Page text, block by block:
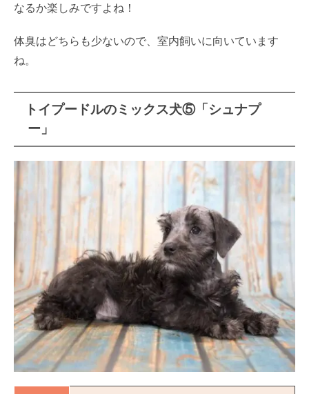
なるか楽しみですよね！
体臭はどちらも少ないので、室内飼いに向いています
ね。
トイプードルのミックス犬⑤「シュナプ
ー」